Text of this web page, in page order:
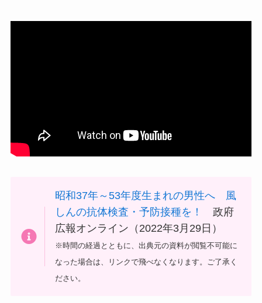
昭和37年～53年度生まれの男性へ 風
しんの抗体検査・予防接種を！
政府
広報オンライン（2022年3月29日）
※時間の経過とともに、出典元の資料が閲覧不可能に
なった場合は、リンクで飛べなくなります。ご了承く
ださい。